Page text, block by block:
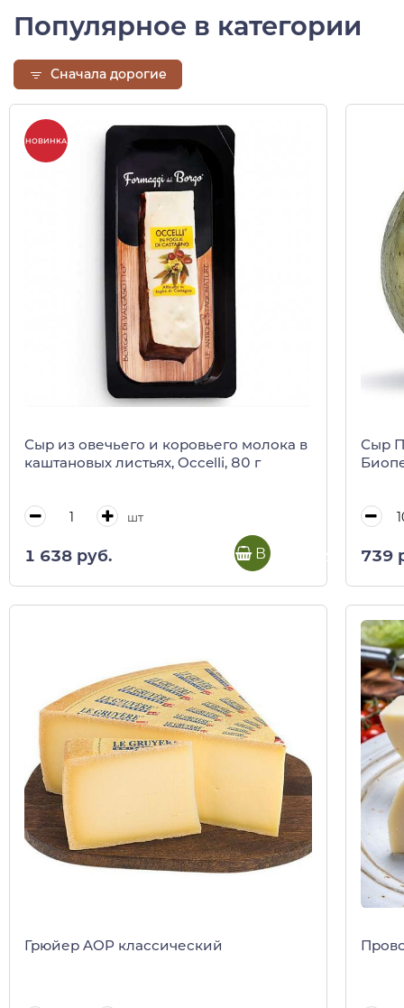
Популярное в категории
Сначала дорогие
НОВИНКА
Сыр из овечьего и коровьего молока в
каштановых листьях, Occelli, 80 г
шт
1 638 руб. В корзину
Сыр
739
Грюйер AOP классический